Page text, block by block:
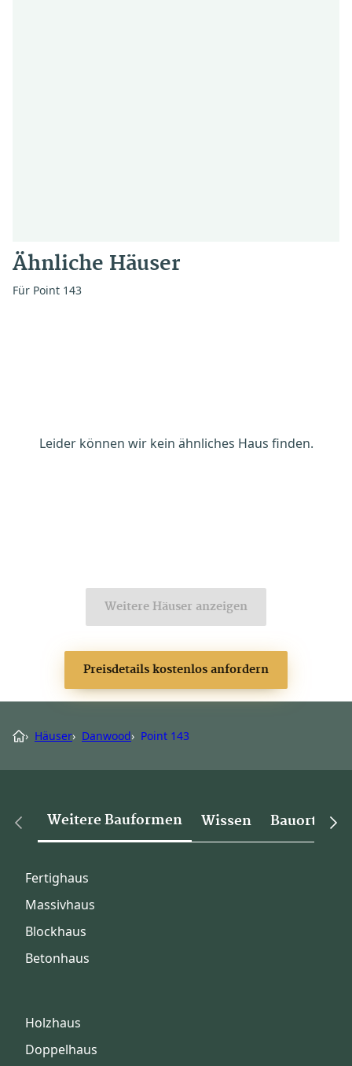
Ähnliche Häuser
Für Point 143
Leider können wir kein ähnliches Haus finden.
Weitere Häuser anzeigen
Preisdetails kostenlos anfordern
› Häuser› Danwood› Point 143
Weitere Bauformen Wissen Bauorte
Fertighaus
Massivhaus
Blockhaus
Betonhaus
Holzhaus
Doppelhaus